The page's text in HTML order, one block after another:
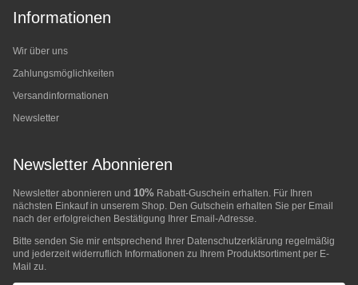
Informationen
Wir über uns
Zahlungsmöglichkeiten
Versandinformationen
Newsletter
Newsletter Abonnieren
Newsletter abonnieren und 10% Rabatt-Guschein erhalten. Für Ihren
nächsten Einkauf in unserem Shop. Den Gutschein erhalten Sie per Email
nach der erfolgreichen Bestätigung Ihrer Email-Adresse.
Bitte senden Sie mir entsprechend Ihrer Datenschutzerklärung regelmäßig
und jederzeit widerruflich Informationen zu Ihrem Produktsortiment per E-
Mail zu.